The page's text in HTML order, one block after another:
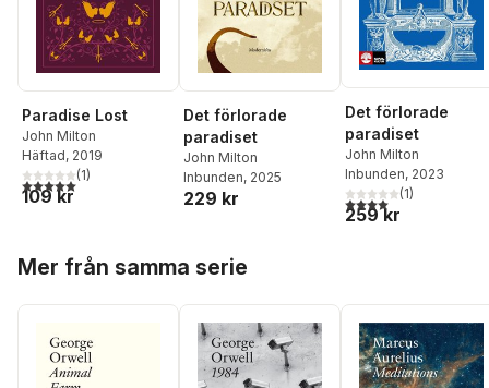
Paradise Lost
John Milton
Häftad, 2019
5,0utav 5 stjärnor. Totalt antal röster:
(1)
109 kr
Det förlorade
paradiset
John Milton
Inbunden, 2025
229 kr
Det förlorade
paradiset
John Milton
Inbunden, 2023
4,0utav 5 stjärnor.
(1)
259 kr
Mer från samma serie